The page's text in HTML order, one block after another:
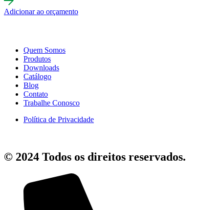
Adicionar ao orçamento
Quem Somos
Produtos
Downloads
Catálogo
Blog
Contato
Trabalhe Conosco
Política de Privacidade
© 2024 Todos os direitos reservados.